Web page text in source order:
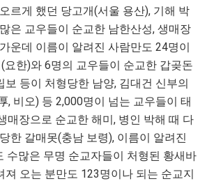
르게 했던 당고개(서울 용산), 기해 박
은 교우들이 순교한 남한산성, 생매장
운데 이름이 알려진 사람만도 24명이
요한)와 6명의 교우들이 순교한 갑곶돈
보 등이 처형당한 남양, 김대건 신부의
, 비오) 등 2,000명이 넘는 교우들이 태
매장으로 순교한 해미, 병인 박해 때 다
한 갈매못(충남 보령), 이름이 알려진
수많은 무명 순교자들이 처형된 황새바
져 오는 분만도 123명이나 되는 순교지